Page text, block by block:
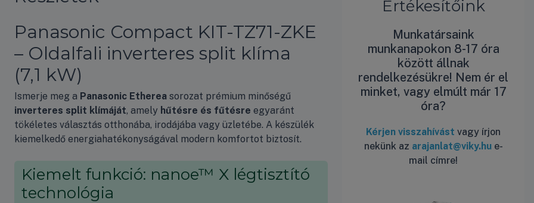
Értékesítőink
Munkatársaink
munkanapokon 8-17 óra
között állnak
rendelkezésükre! Nem ér el
minket, vagy elmúlt már 17
óra?
Kérjen visszahívást vagy írjon
nekünk az arajanlat@viky.hue-
mail címre!
Panasonic Compact KIT-TZ71-ZKE
– Oldalfali inverteres split klíma
(7,1 kW)
Ismerje meg a Panasonic Etherea sorozat prémium minőségű
inverteres split klímáját, amely hűtésre és fűtésre egyaránt
tökéletes választás otthonába, irodájába vagy üzletébe. A készülék
kiemelkedő energiahatékonyságával modern komfortot biztosít.
Kiemelt funkció: nanoe™ X légtisztító
technológia